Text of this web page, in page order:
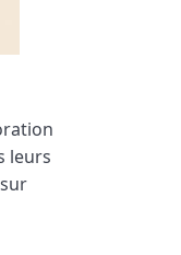
leurs